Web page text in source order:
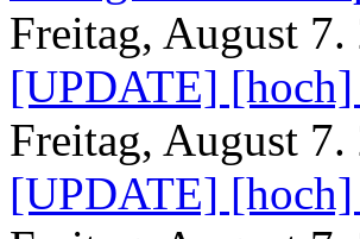
Freitag, August 7.
[UPDATE]
Freitag, August 7.
[UPDATE]